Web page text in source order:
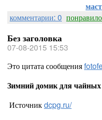
комментарии: 0
Без заголовка
07-08-2015 15:53
Это цитата сообщения
Зимний домик для
Источникdcpg.ru/